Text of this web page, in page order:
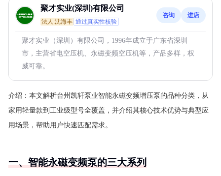
聚才实业(深圳)有限公司
法人:沈海丰 通过真实性核验
咨询 进店
聚才实业（深圳）有限公司，1996年成立于广东省深圳
市，主营省电空压机、永磁变频空压机等，产品多样，权
威可靠。
介绍： 本文解析台州凯轩泵业智能永磁变频增压泵的品种分类，从
家用轻量款到工业级型号全覆盖，并介绍其核心技术优势与典型应
用场景，帮助用户快速匹配需求。
一、智能永磁变频泵的三大系列